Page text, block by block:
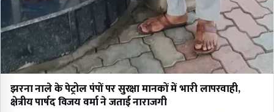
झरना नाले के पेट्रोल पंपों पर सुरक्षा मानकों में भारी लापरवाही,
क्षेत्रीय पार्षद विजय वर्मा ने जताई नाराजगी